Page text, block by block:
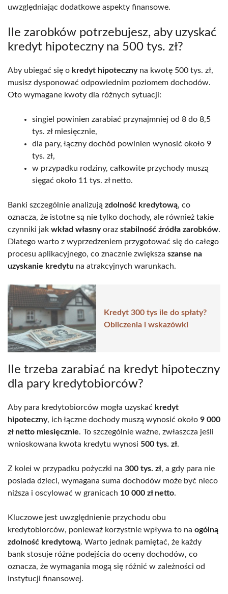
uwzględniając dodatkowe aspekty finansowe.
Ile zarobków potrzebujesz, aby uzyskać
kredyt hipoteczny na 500 tys. zł?
Aby ubiegać się o kredyt hipotecznyna kwotę 500 tys. zł,
musisz dysponować odpowiednim poziomem dochodów.
Oto wymagane kwoty dla różnych sytuacji:
singiel powinien zarabiać przynajmniej od 8 do 8,5
tys. zł miesięcznie,
dla pary, łączny dochód powinien wynosić około 9
tys. zł,
w przypadku rodziny, całkowite przychody muszą
sięgać około 11 tys. zł netto.
Banki szczególnie analizują zdolność kredytową, co
oznacza, że istotne są nie tylko dochody, ale również takie
czynniki jak wkład własnyoraz stabilność źródła zarobków.
Dlatego warto z wyprzedzeniem przygotować się do całego
procesu aplikacyjnego, co znacznie zwiększa szanse na
uzyskanie kredytu na atrakcyjnych warunkach.
Kredyt 300 tys ile do spłaty?
Obliczenia i wskazówki
Ile trzeba zarabiać na kredyt hipoteczny
dla pary kredytobiorców?
Aby para kredytobiorców mogła uzyskać kredyt
hipoteczny, ich łączne dochody muszą wynosić około 9 000
zł netto miesięcznie. To szczególnie ważne, zwłaszcza jeśli
wnioskowana kwota kredytu wynosi 500 tys. zł.
Z kolei w przypadku pożyczki na 300 tys. zł, a gdy para nie
posiada dzieci, wymagana suma dochodów może być nieco
niższa i oscylować w granicach 10 000 zł netto.
Kluczowe jest uwzględnienie przychodu obu
kredytobiorców, ponieważ korzystnie wpływa to na ogólną
zdolność kredytową. Warto jednak pamiętać, że każdy
bank stosuje różne podejścia do oceny dochodów, co
oznacza, że wymagania mogą się różnić w zależności od
instytucji finansowej.